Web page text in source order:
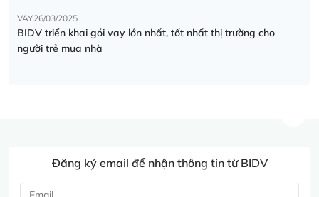
VAY26/03/2025
BIDV triển khai gói vay lớn nhất, tốt nhất thị trường cho
người trẻ mua nhà
Đăng ký email để nhận thông tin từ BIDV